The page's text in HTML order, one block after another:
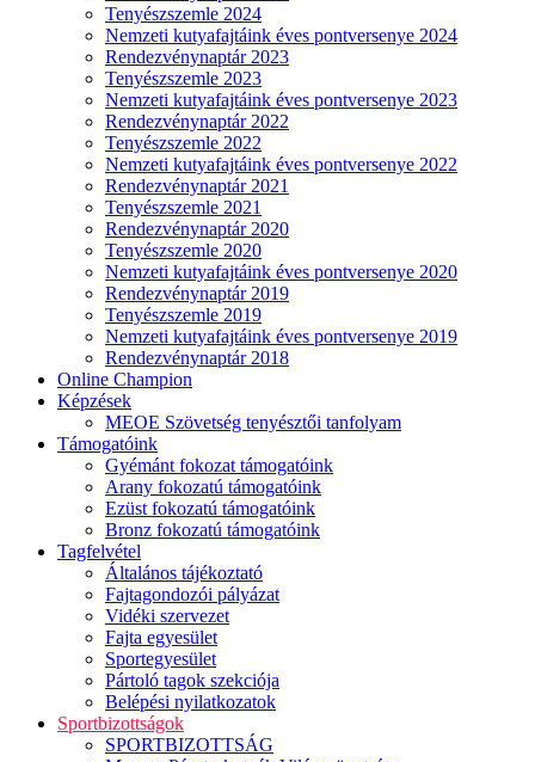
Tenyészszemle 2024
Nemzeti kutyafajtáink éves pontversenye 2024
Rendezvénynaptár 2023
Tenyészszemle 2023
Nemzeti kutyafajtáink éves pontversenye 2023
Rendezvénynaptár 2022
Tenyészszemle 2022
Nemzeti kutyafajtáink éves pontversenye 2022
Rendezvénynaptár 2021
Tenyészszemle 2021
Rendezvénynaptár 2020
Tenyészszemle 2020
Nemzeti kutyafajtáink éves pontversenye 2020
Rendezvénynaptár 2019
Tenyészszemle 2019
Nemzeti kutyafajtáink éves pontversenye 2019
Rendezvénynaptár 2018
Online Champion
Képzések
MEOE Szövetség tenyésztői tanfolyam
Támogatóink
Gyémánt fokozat támogatóink
Arany fokozatú támogatóink
Ezüst fokozatú támogatóink
Bronz fokozatú támogatóink
Tagfelvétel
Általános tájékoztató
Fajtagondozói pályázat
Vidéki szervezet
Fajta egyesület
Sportegyesület
Pártoló tagok szekciója
Belépési nyilatkozatok
Sportbizottságok
SPORTBIZOTTSÁG